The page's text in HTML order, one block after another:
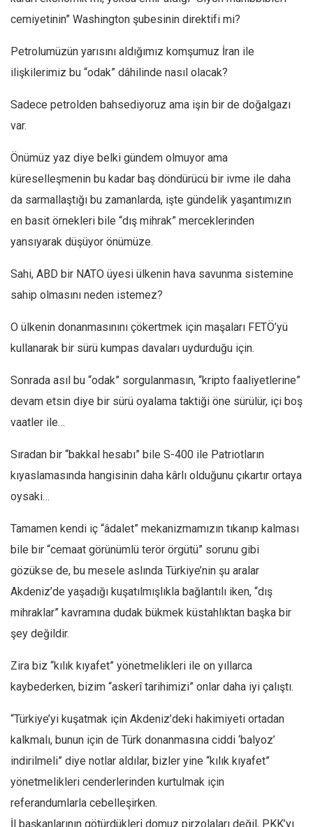
cemiyetinin” Washington şubesinin direktifi mi?
Petrolumüzün yarısını aldığımız komşumuz İran ile
ilişkilerimiz bu “odak” dâhilinde nasıl olacak?
Sadece petrolden bahsediyoruz ama işin bir de doğalgazı
var.
Önümüz yaz diye belki gündem olmuyor ama
küreselleşmenin bu kadar baş döndürücü bir ivme ile daha
da sarmallaştığı bu zamanlarda, işte gündelik yaşantımızın
en basit örnekleri bile “dış mihrak” merceklerinden
yansıyarak düşüyor önümüze.
Sahi, ABD bir NATO üyesi ülkenin hava savunma sistemine
sahip olmasını neden istemez?
O ülkenin donanmasınını çökertmek için maşaları FETÖ’yü
kullanarak bir sürü kumpas davaları uydurduğu için.
Sonrada asıl bu “odak” sorgulanmasın, “kripto faaliyetlerine”
devam etsin diye bir sürü oyalama taktiği öne sürülür, içi boş
vaatler ile…
Sıradan bir “bakkal hesabı” bile S-400 ile Patriotların
kıyaslamasında hangisinin daha kârlı olduğunu çıkartır ortaya
oysaki…
Tamamen kendi iç “âdalet” mekanizmamızın tıkanıp kalması
bile bir “cemaat görünümlü terör örgütü” sorunu gibi
gözükse de, bu mesele aslında Türkiye’nin şu aralar
Akdeniz’de yaşadığı kuşatılmışlıkla bağlantılı iken, “dış
mihraklar” kavramına dudak bükmek küstahlıktan başka bir
şey değildir.
Zira biz “kılık kıyafet” yönetmelikleri ile on yıllarca
kaybederken, bizim “askerî tarihimizi” onlar daha iyi çalıştı.
“Türkiye’yi kuşatmak için Akdeniz’deki hakimiyeti ortadan
kalkmalı, bunun için de Türk donanmasına ciddi ‘balyoz’
indirilmeli” diye notlar aldılar, bizler yine “kılık kıyafet”
yönetmelikleri cenderlerinden kurtulmak için
referandumlarla cebelleşirken.
İl başkanlarının götürdükleri domuz pirzolaları değil, PKK’yı